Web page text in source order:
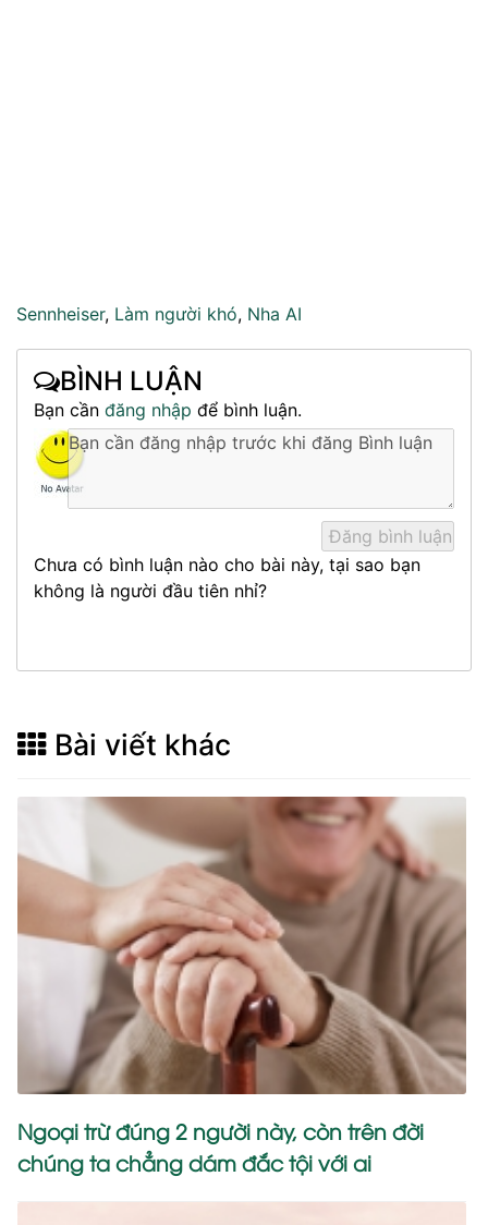
Sennheiser, Làm người khó, Nha AI
BÌNH LUẬN
Bạn cần đăng nhập để bình luận.
Chưa có bình luận nào cho bài này, tại sao bạn
không là người đầu tiên nhỉ?
Bài viết khác
Ngoại trừ đúng 2 người này, còn trên đời
chúng ta chẳng dám đắc tội với ai